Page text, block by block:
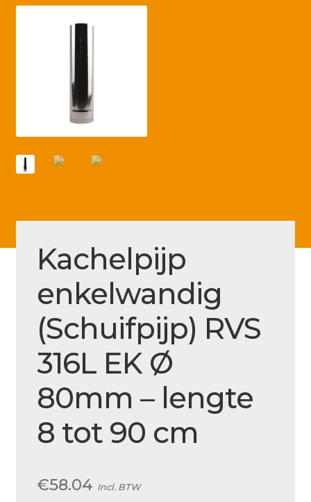
Mijn account
Over ons
Actueel
Ons team
Privacy
Retouren – Geschillen – Garantie
Service en onderhoud
Kachelpijp
enkelwandig
(Schuifpijp) RVS
316L EK Ø
80mm – lengte
8 tot 90 cm
€58.04 Incl. BTW